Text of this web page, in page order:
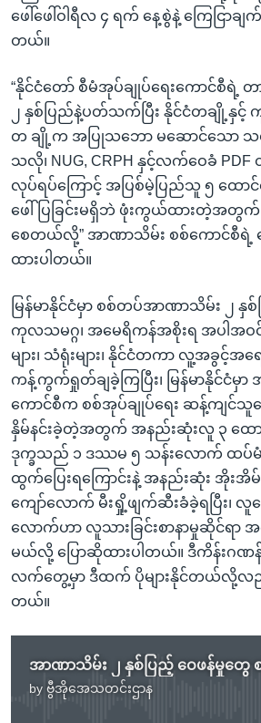
ဖေါ်ဖေါ်ဝါရီလ ၄ ရက် နေ့စွဲနဲ့ ကြေငြာခ
တယ်။
“နိုင်ငံတော် စီမံအုပ်ချုပ်ရေးကောင်စီရဲ့ တ
၂ နှစ်ပြည်နဲ့ပတ်သက်ပြီး နိုင်ငံတချို့နှ
တ ချို့က အပြုသဘော မဆောင်သော သတ
သလို၊ NUG, CRPH နှင့်လက်ဝေခံ
လုပ်ရပ်ကြောင့် အပြစ်မဲ့ပြည်သူ ၅ ထော
ဖေါ်ပြခြင်းမရှိဘဲ ဖုံးကွယ်ထားတဲ့အတွ
စေတယ်လို့” အာဏာသိမ်း စစ်ကောင်စီရဲ့ ကြ
ထားပါတယ်။
မြန်မာနိုင်ငံမှာ စစ်တပ်အာဏာသိမ်း ၂ နှ
ကုလသမဂ္ဂ၊ အမေရိကန်အစိုးရ အပါအဝ
များ၊ သံရုံးများ၊ နိုင်ငံတကာ လူ့အခွင့်အရ
ကန့်ကွက်ရှုတ်ချခဲ့ကြပြီး၊ မြန်မာနိုင်ငံမှ
ကောင်စီက စစ်အုပ်ချုပ်ရေး ဆန့်ကျင်
နှိမ်နင်းခဲ့တဲ့အတွက် အနည်းဆုံးလူ ၃ ထောင်
ဒုက္ခသည် ၁ ဒဿမ ၅ သန်းလောက် ထပ်မံ
ထွက်ပြေးရကြောင်းနဲ့ အနည်းဆုံး အိုးအိမ်
ကျော်လောက် မီးရှို့ဖျက်ဆီးခံခဲ့ရပြီး၊ လူပ
လောက်ဟာ လူသားခြင်းစာနာမှုဆိုင်
မယ်လို့ ပြောဆိုထားပါတယ်။ ဒီကိန်းဂ
လက်တွေ့မှာ ဒီထက် ပိုများနိုင်တယ်လို့လည်း
တယ်။
by ဗွီအိုအေသတင်းဌာန
No media source